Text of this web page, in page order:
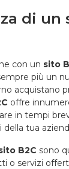
di un
con un sito
più un
acquistano
offre
in tempi
tua
B2C sono
o servizi